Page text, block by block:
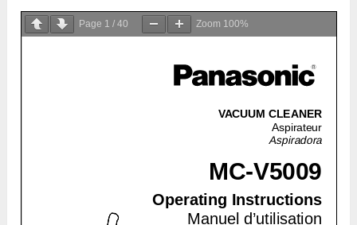
Page 1 /40 Zoom 100%